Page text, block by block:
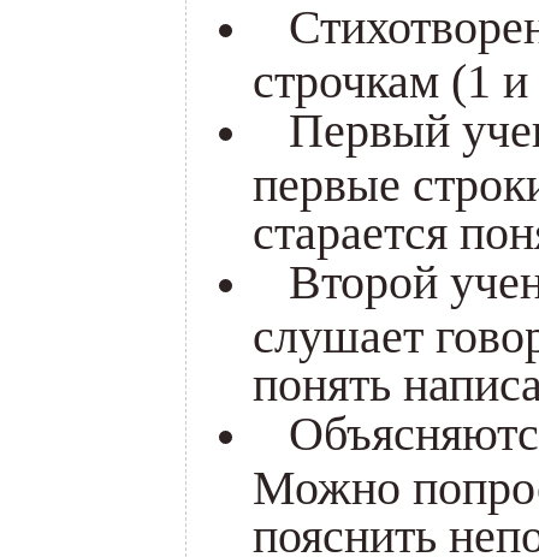
строчкам (1
Первый
первые
старается
Второй
слушает
понять
Можно
пояснить